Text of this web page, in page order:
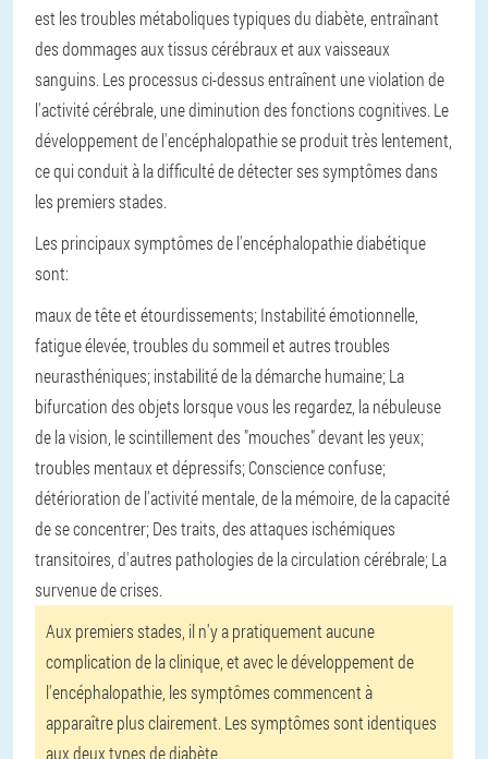
est les troubles métaboliques typiques du diabète, entraînant
des dommages aux tissus cérébraux et aux vaisseaux
sanguins. Les processus ci-dessus entraînent une violation de
l'activité cérébrale, une diminution des fonctions cognitives. Le
développement de l'encéphalopathie se produit très lentement,
ce qui conduit à la difficulté de détecter ses symptômes dans
les premiers stades.
Les principaux symptômes de l'encéphalopathie diabétique
sont:
maux de tête et étourdissements;Instabilité émotionnelle,
fatigue élevée, troubles du sommeil et autres troubles
neurasthéniques;instabilité de la démarche humaine;La
bifurcation des objets lorsque vous les regardez, la nébuleuse
de la vision, le scintillement des "mouches" devant les yeux;
troubles mentaux et dépressifs;Conscience confuse;
détérioration de l'activité mentale, de la mémoire, de la capacité
de se concentrer;Des traits, des attaques ischémiques
transitoires, d'autres pathologies de la circulation cérébrale;La
survenue de crises.
Aux premiers stades, il n'y a pratiquement aucune
complication de la clinique, et avec le développement de
l'encéphalopathie, les symptômes commencent à
apparaître plus clairement. Les symptômes sont identiques
aux deux types de diabète.